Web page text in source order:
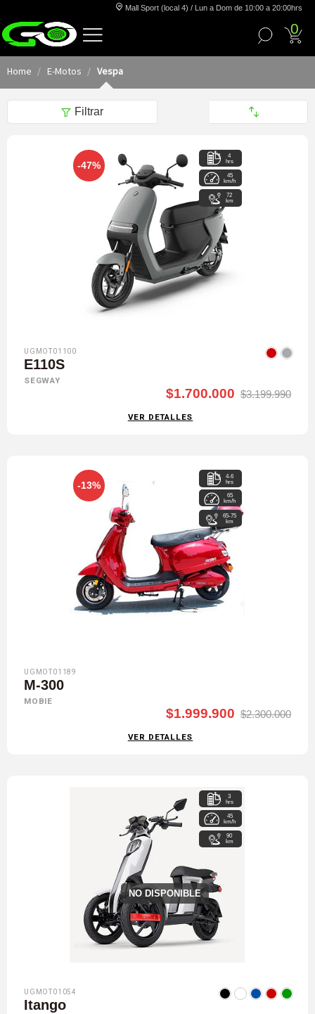
Mall Sport (local 4) / Lun a Dom de 10:00 a 20:00hrs
0
Home E-Motos Vespa
Filtrar
-47%
4
hrs
45
km/h
72
km
UGMOT01100
E110S
SEGWAY
$1.700.000 $3.199.990
VER DETALLES
-13%
4-6
hrs
65
km/h
65-75
km
UGMOT01189
M-300
MOBIE
$1.999.900 $2.300.000
VER DETALLES
NO DISPONIBLE
3
hrs
45
km/h
90
km
UGMOT01054
Itango